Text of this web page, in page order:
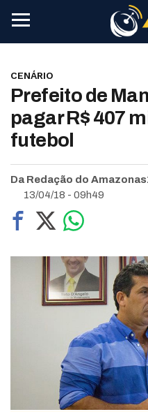
CENÁRIO
Prefeito de
pagar R$ 407
futebol
Da Redação do
13/04/18 - 09h49